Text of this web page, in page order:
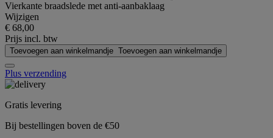
Vierkante braadslede met anti-aanbaklaag
Wijzigen
€ 68,00
Prijs incl. btw
Toevoegen aan winkelmandje Toevoegen aan winkelmandje
Plus verzending
Gratis levering
Bij bestellingen boven de €50